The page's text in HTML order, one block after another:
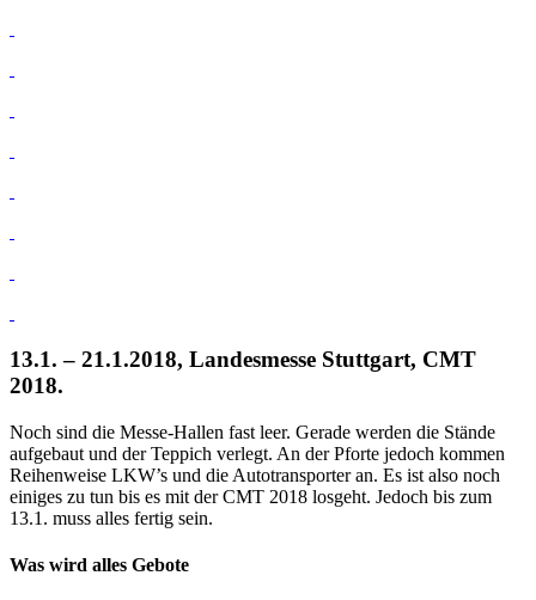
13.1. – 21.1.2018, Landesmesse Stuttgart, CMT
2018.
Noch sind die Messe-Hallen fast leer. Gerade werden die Stände
aufgebaut und der Teppich verlegt. An der Pforte jedoch kommen
Reihenweise LKW’s und die Autotransporter an. Es ist also noch
einiges zu tun bis es mit der CMT 2018 losgeht. Jedoch bis zum
13.1. muss alles fertig sein.
Was wird alles Gebote